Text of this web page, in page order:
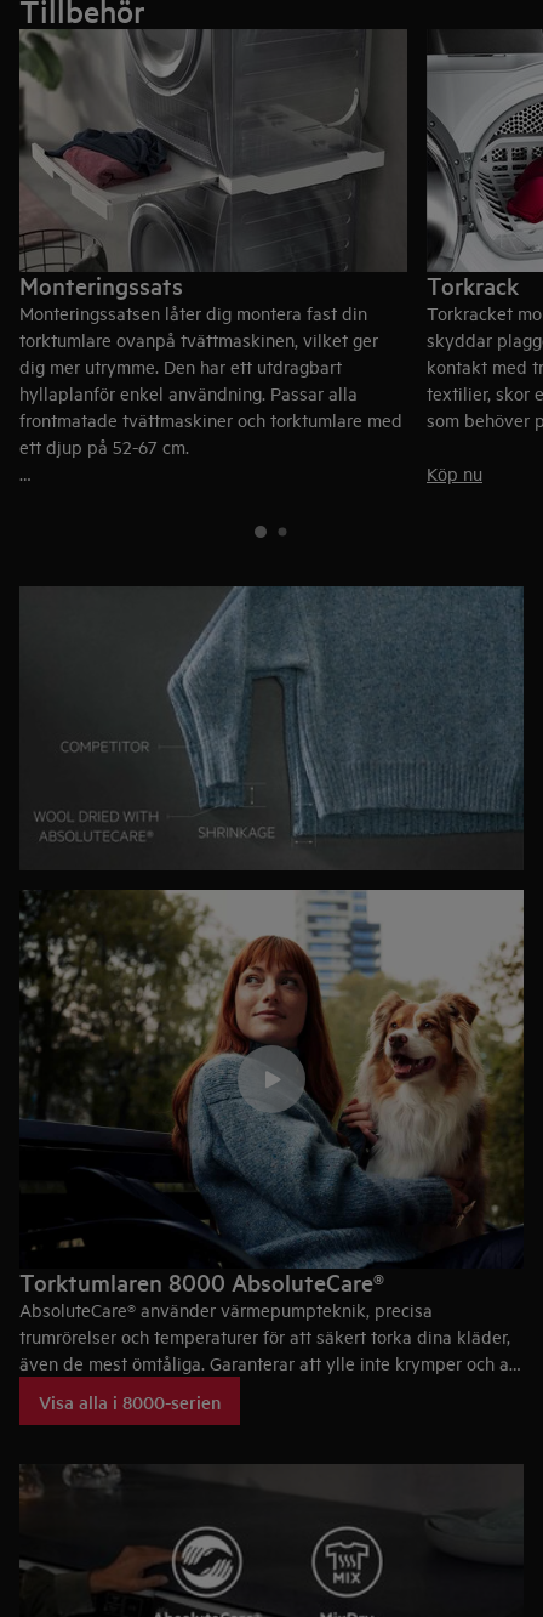
Se tvättmaskinerna i 9000-serien
Se torktumlarna i 9000-serien
Tillbehör
Monteringssats
Monteringssatsen låter dig montera fast din
torktumlare ovanpå tvättmaskinen, vilket ger
dig mer utrymme. Den har ett utdragbart
hyllaplanför enkel användning. Passar alla
frontmatade tvättmaskiner och torktumlare med
ett djup på 52-67 cm.
Torkrack
Torkracket
skyddar
kontakt med
textilier, skor
som behöver
Köp nu
Torktumlaren 8000 AbsoluteCare®
AbsoluteCare® använder värmepumpteknik, precisa
trumrörelser och temperaturer för att säkert torka dina kläder,
även de mest ömtåliga. Garanterar att ylle inte krymper och att
vattenavissning och är Woolmark Blue-certifierad.
Visa alla i 8000-serien